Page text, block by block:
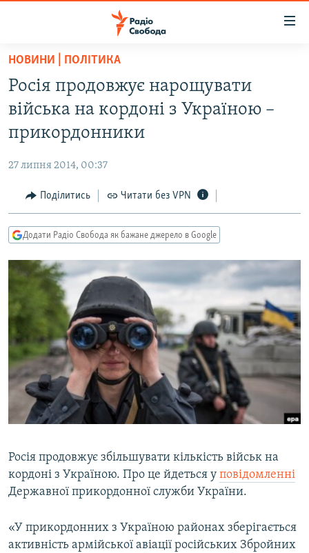
Перейти
основного
матеріалу
до
основної
Перейти
до
пошуку
ВСЕ ЗА ДОБУ
СУСПІЛЬСТВО
УКРАЇНА
РОСІЙСЬКА «ФІЛЬТРАЦІЯ»
ДОНБАС.РЕАЛІЇ
ТИ ЯК?
СХЕМИ
КИТАЙ.ВИКЛИКИ
МУЛЬТИМЕДІА
ФОТО
СПЕЦПРОЄКТИ
ПОДКАСТИ
РУС
УКР
КТАТ
ДОЛУЧАЙСЯ!
НОВИНИ | ПОЛІТИКА
Росія продовжує нарощувати
війська на кордоні з Україною –
прикордонники
27 липня 2014, 00:37
Поділитись Читати без VPN
Додати Радіо Свобода як бажане джерело в Google
Росія продовжує збільшувати кількість військ на
кордоні з Україною. Про це йдеться у повідомленні
Державної прикордонної служби України.
«У прикордонних з Україною районах зберігається
активність армійської авіації російських Збройних